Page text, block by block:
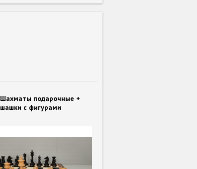
Шахматы подарочные +
шашки с фигурами